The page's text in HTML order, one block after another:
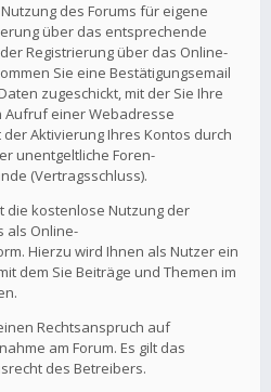
des Forums für eigene
über das entsprechende
Registrierung über das Online-
Sie eine Bestätigungsemail
zugeschickt, mit der Sie Ihre
Aufruf einer Webadresse
Aktivierung Ihres Kontos durch
unentgeltliche Foren-
(Vertragsschluss).
die kostenlose Nutzung der
als Online-
Hierzu wird Ihnen als Nutzer ein
dem Sie Beiträge und Themen im
Rechtsanspruch auf
am Forum. Es gilt das
des Betreibers.